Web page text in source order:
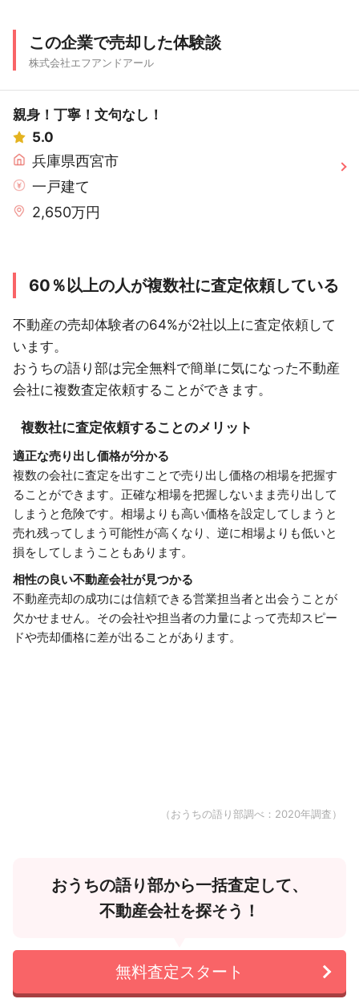
この企業で売却した体験談
株式会社エフアンドアール
親身！丁寧！文句なし！
5.0
兵庫県西宮市
一戸建て
2,650万円
60％以上の人が複数社に査定依頼している
不動産の売却体験者の64%が2社以上に査定依頼して
います。
おうちの語り部は完全無料で簡単に気になった不動産
会社に複数査定依頼することができます。
複数社に査定依頼することのメリット
適正な売り出し価格が分かる
複数の会社に査定を出すことで売り出し価格の相場を把握す
ることができます。正確な相場を把握しないまま売り出して
しまうと危険です。相場よりも高い価格を設定してしまうと
売れ残ってしまう可能性が高くなり、逆に相場よりも低いと
損をしてしまうこともあります。
相性の良い不動産会社が見つかる
不動産売却の成功には信頼できる営業担当者と出会うことが
欠かせません。その会社や担当者の力量によって売却スピー
ドや売却価格に差が出ることがあります。
（おうちの語り部調べ：2020年調査）
おうちの語り部から一括査定して、
不動産会社を探そう！
無料査定スタート